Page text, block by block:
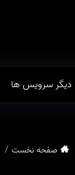
دیگر سرویس ها
صفحه نخست